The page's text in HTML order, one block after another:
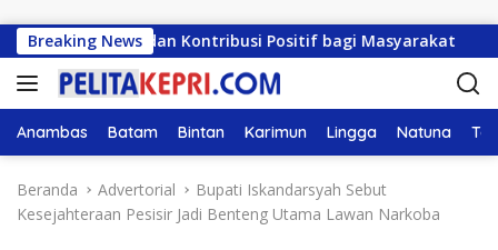
Breaking News
Solusi dan Kontribusi Positif bagi Masyarakat DPRD
Anambas Batam Bintan Karimun Lingga Natuna
Beranda Advertorial
Bupati Iskandarsyah Sebut
Kesejahteraan Pesisir Jadi Benteng Utama Lawan Narkoba